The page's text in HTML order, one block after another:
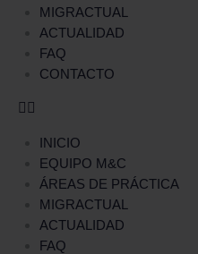
MIGRACTUAL
ACTUALIDAD
FAQ
CONTACTO
INICIO
EQUIPO M&C
ÁREAS DE PRÁCTICA
MIGRACTUAL
ACTUALIDAD
FAQ